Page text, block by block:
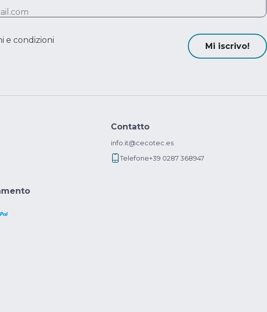
e condizioni
Mi iscrivo!
Contatto
info.it@cecotec.es
Telefone+39 0287 368947